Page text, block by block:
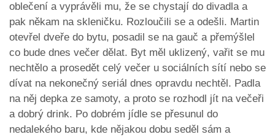
oblečení a vyprávěli mu, že se chystají do divadla a
pak někam na skleničku. Rozloučili se a odešli. Martin
otevřel dveře do bytu, posadil se na gauč a přemýšlel
co bude dnes večer dělat. Byt měl uklizený, vařit se mu
nechtělo a prosedět celý večer u sociálních sítí nebo se
dívat na nekonečný seriál dnes opravdu nechtěl. Padla
na něj depka ze samoty, a proto se rozhodl jít na večeři
a dobrý drink. Po dobrém jídle se přesunul do
nedalekého baru, kde nějakou dobu seděl sám a